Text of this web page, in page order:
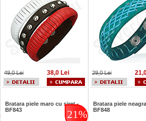
49,0 Lei 38,0 Lei 29,0 Lei
Bratara piele maro cu siret -
BF843
21%
Bratara piele
BF848